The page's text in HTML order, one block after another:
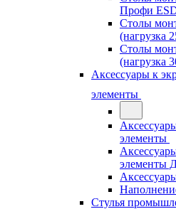
Профи
Столы
(нагрузка
Столы
(нагрузка
Аксессуары к
элементы
элементы
элементы
Стулья